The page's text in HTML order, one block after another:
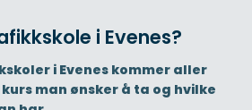
i Evenes?
i Evenes kommer aller
man ønsker å ta og hvilke